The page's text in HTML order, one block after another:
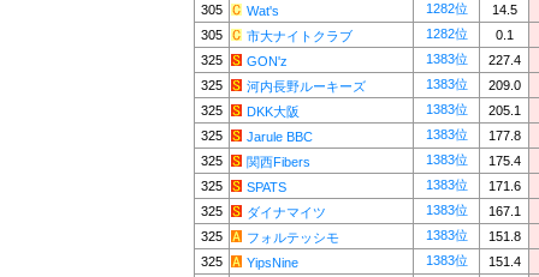
305
Wat's 1282位
14.5
305
市大ナイトクラブ 1282位
0.1
325
GON'z 1383位
227.4
325
河内長野ルーキーズ 1383位
209.0
325
DKK大阪 1383位
205.1
325
Jarule BBC 1383位
177.8
325
関西Fibers 1383位
175.4
325
SPATS 1383位
171.6
325
ダイナマイツ 1383位
167.1
325
フォルテッシモ 1383位
151.8
325
YipsNine 1383位
151.4